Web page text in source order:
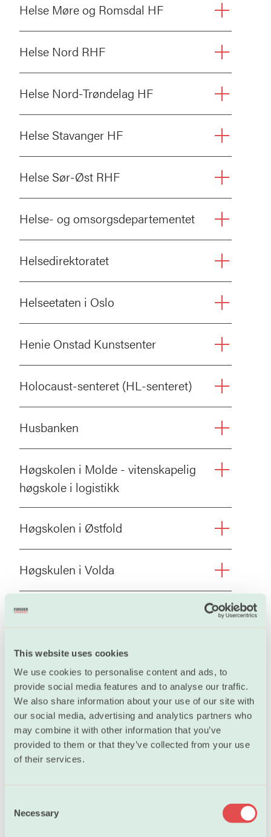
This website uses cookies
We use cookies to personalise content and ads, to
provide social media features and to analyse our traffic.
We also share information about your use of our site with
our social media, advertising and analytics partners who
may combine it with other information that you’ve
provided to them or that they’ve collected from your use
of their services.
Necessary
Helse Møre og Romsdal HF
Helse Nord RHF
Helse Nord-Trøndelag HF
Helse Stavanger HF
Helse Sør-Øst RHF
Helse- og omsorgsdepartementet
Helsedirektoratet
Helseetaten i Oslo
Henie Onstad Kunstsenter
Holocaust-senteret (HL-senteret)
Husbanken
Høgskolen i Molde - vitenskapelig
høgskole i logistikk
Høgskolen i Østfold
Høgskulen i Volda
Høgskulen på Vestlandet
Høyskolen Kristiania
Innlandet fylkeskommune
Institutt for energiteknikk
Interkommunalt arkiv for Buskerud,